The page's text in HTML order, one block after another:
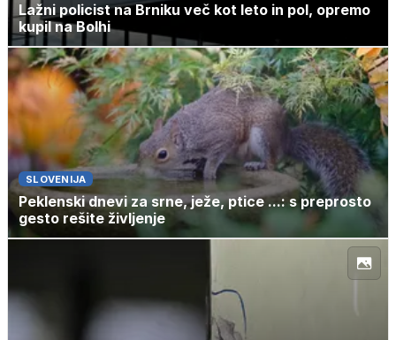
Lažni policist na Brniku več kot leto in pol, opremo
kupil na Bolhi
SLOVENIJA
Peklenski dnevi za srne, ježe, ptice ...: s preprosto
gesto rešite življenje